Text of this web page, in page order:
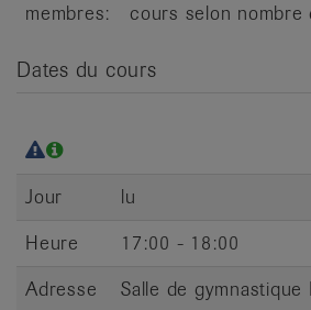
membres:
cours selon nombre
Dates du cours
Jour
lu
Heure
17:00 - 18:00
Adresse
Salle de gymnastique